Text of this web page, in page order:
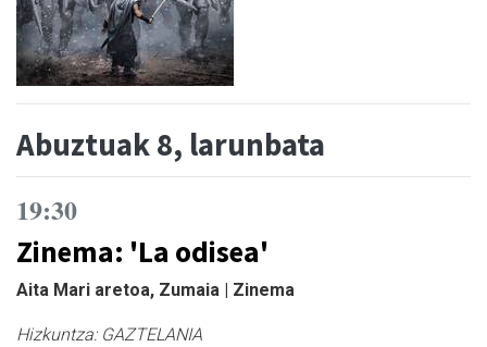
Abuztuak 8, larunbata
19:30
Zinema: 'La odisea'
Aita Mari aretoa, Zumaia | Zinema
Hizkuntza: GAZTELANIA